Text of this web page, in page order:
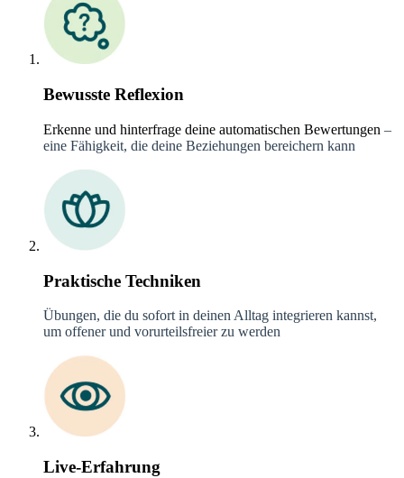
Bewusste Reflexion
Erkenne und hinterfrage deine automatischen Bewertungen –
eine Fähigkeit, die deine Beziehungen bereichern kann
Praktische Techniken
Übungen, die du sofort in deinen Alltag integrieren kannst,
um offener und vorurteilsfreier zu werden
Live-Erfahrung